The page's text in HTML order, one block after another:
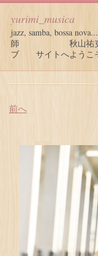
yurimi_musica
jazz, samba, bossa
師 秋山祐吏美の
ブ サイトへようこ
前へ